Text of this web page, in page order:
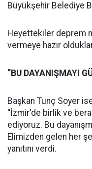
Büyükşehir Belediye
Heyettekiler deprem
vermeye hazır
“BU DAYANIŞMAYI
Başkan Tunç Soyer
“İzmir'de birlik ve
ediyoruz. Bu
Elimizden gelen her
yanıtını verdi.